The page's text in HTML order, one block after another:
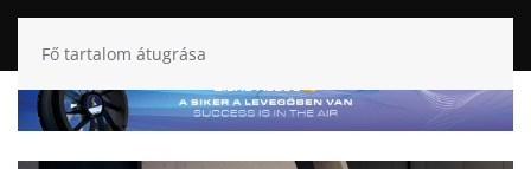
Fő tartalom átugrása